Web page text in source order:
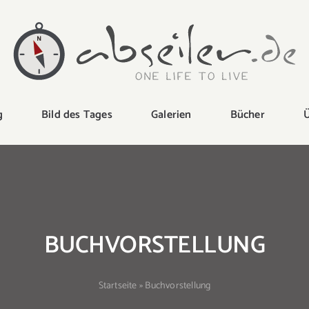
Bild des Tages Galerien Bücher
BUCHVORSTELLUNG
Startseite»Buchvorstellung